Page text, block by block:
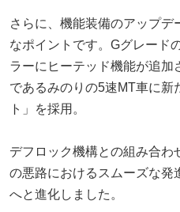
さらに、機能装備のアップデ
なポイントです。Gグレード
ラーにヒーテッド機能が追
であるみのりの5速MT車に新
ト」を採用。
デフロック機構との組み合
の悪路におけるスムーズな発
へと進化しました。